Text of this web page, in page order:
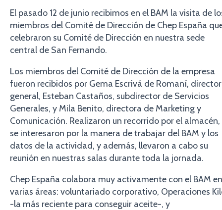
El pasado 12 de junio recibimos en el BAM la visita de
miembros del Comité de Dirección de Chep España
celebraron su Comité de Dirección en nuestra sede
central de San Fernando.
Los miembros del Comité de Dirección de la empresa
fueron recibidos por Gema Escrivá de Romaní,
general, Esteban Castaños, subdirector de Servicios
Generales, y Mila Benito, directora de Marketing y
Comunicación. Realizaron un recorrido por el almacén,
se interesaron por la manera de trabajar del BAM y los
datos de la actividad, y además, llevaron a cabo su
reunión en nuestras salas durante toda la jornada.
Chep España colabora muy activamente con el BAM en
varias áreas: voluntariado corporativo, Operaciones
-la más reciente para conseguir aceite-, y